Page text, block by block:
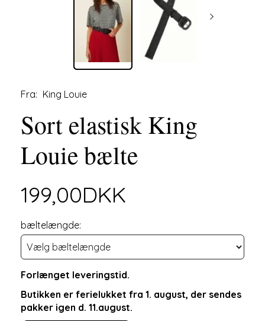
Fra: King Louie
Sort elastisk King
Louie bælte
199,00DKK
bæltelængde:
Forlænget leveringstid.
Butikken er ferielukket fra 1. august, der sendes
pakker igen d. 11.august.